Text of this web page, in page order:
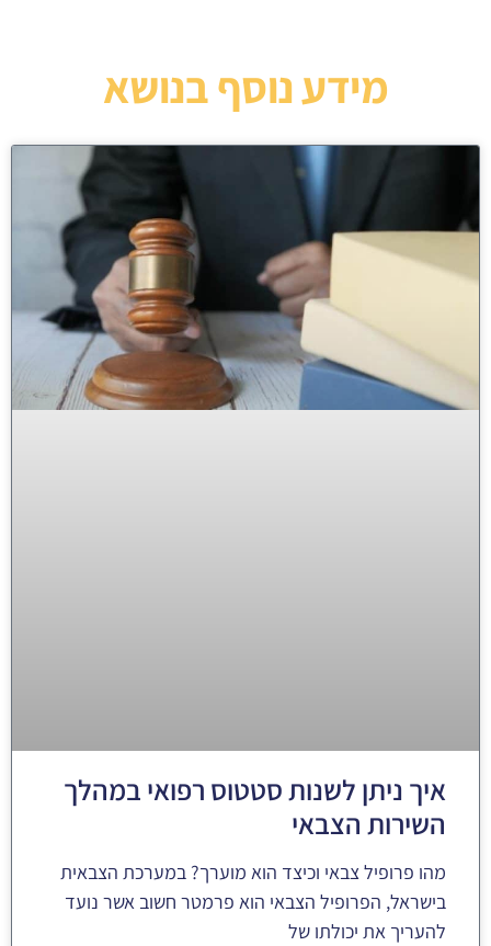
מידע נוסף בנושא
איך ניתן לשנות סטטוס רפואי במהלך
השירות הצבאי
מהו פרופיל צבאי וכיצד הוא מוערך? במערכת הצבאית
בישראל, הפרופיל הצבאי הוא פרמטר חשוב אשר נועד
להעריך את יכולתו של